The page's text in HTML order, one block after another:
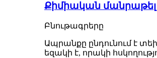
Քիմիական
Բնութագրերը
Ապրանքը ընդունում է
եզակի է, որակի